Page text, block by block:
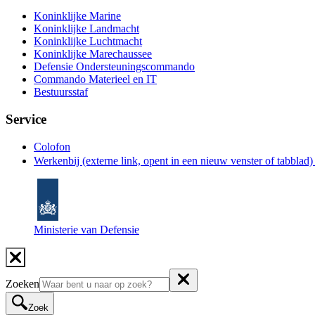
Koninklijke Marine
Koninklijke Landmacht
Koninklijke Luchtmacht
Koninklijke Marechaussee
Defensie Ondersteuningscommando
Commando Materieel en IT
Bestuursstaf
Service
Colofon
Werkenbij (externe link, opent in een nieuw venster of tabblad)
Ministerie van Defensie
Zoeken
Zoek